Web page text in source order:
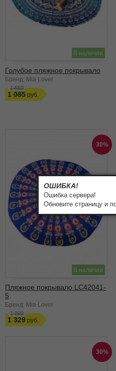
В наличии
Голубое пляжное покрывало
Бренд: Mia Lover
1 550
1 085
30%
В наличии
Пляжное покрывало LC42041-
5
Бренд: Mia Lover
1 899
1 329
30%
ОШИБКА!
Ошибка сервера!
Обновите страницу и